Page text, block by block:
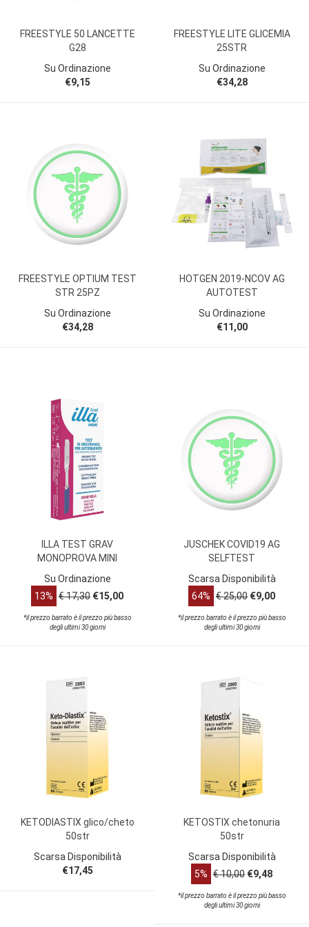
FREESTYLE 50 LANCETTE
G28
Su Ordinazione
€9,15
FREESTYLE LITE GLICEMIA
25STR
Su Ordinazione
€34,28
FREESTYLE OPTIUM TEST
STR 25PZ
Su Ordinazione
€34,28
HOTGEN 2019-NCOV AG
AUTOTEST
Su Ordinazione
€11,00
ILLA TEST GRAV
MONOPROVA MINI
Su Ordinazione
13% € 17,30 €15,00
*il prezzo barrato è il prezzo più basso
degli ultimi 30 giorni
JUSCHEK COVID19 AG
SELFTEST
Scarsa Disponibilità
64% € 25,00 €9,00
*il prezzo barrato è il prezzo più basso
degli ultimi 30 giorni
KETODIASTIX glico/cheto
50str
Scarsa Disponibilità
€17,45
KETOSTIX chetonuria
50str
Scarsa Disponibilità
5% € 10,00 €9,48
*il prezzo barrato è il prezzo più basso
degli ultimi 30 giorni